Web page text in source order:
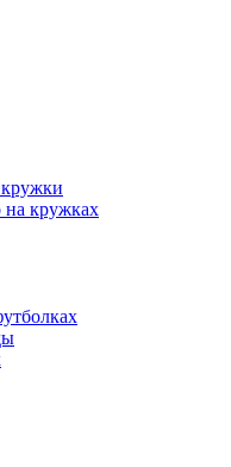
на кружках